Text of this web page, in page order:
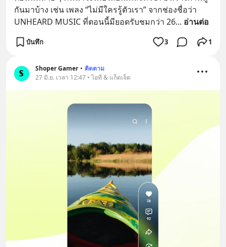
กันมาบ้าง เช่น เพลง “ไม่มีใครรู้ตัวเรา” จากช่องชื่อว่า
UNHEARD MUSIC ที่ตอนนี้มียอดรับชมกว่า 26... อ่านต่อ
บันทึก 3 1
Shoper Gamer • ติดตาม
27 มิ.ย. เวลา 12:47 • ไอที & แก็ดเจ็ต